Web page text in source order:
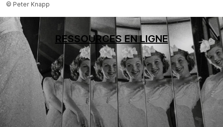
© Peter Knapp
RESSOURCES EN LIGNE